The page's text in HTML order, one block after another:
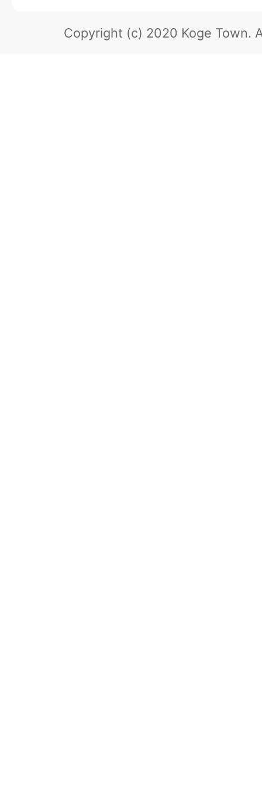
Copyright (c) 2020 Koge Town.